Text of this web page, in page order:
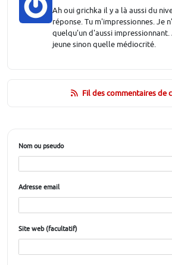
Ah oui grichka il y a là aussi du
réponse. Tu m'impressionnes. Je
quelqu'un d'aussi
jeune sinon quelle médiocrité.
Fil des commentaires de
Nom ou pseudo
Adresse email
Site web (facultatif)